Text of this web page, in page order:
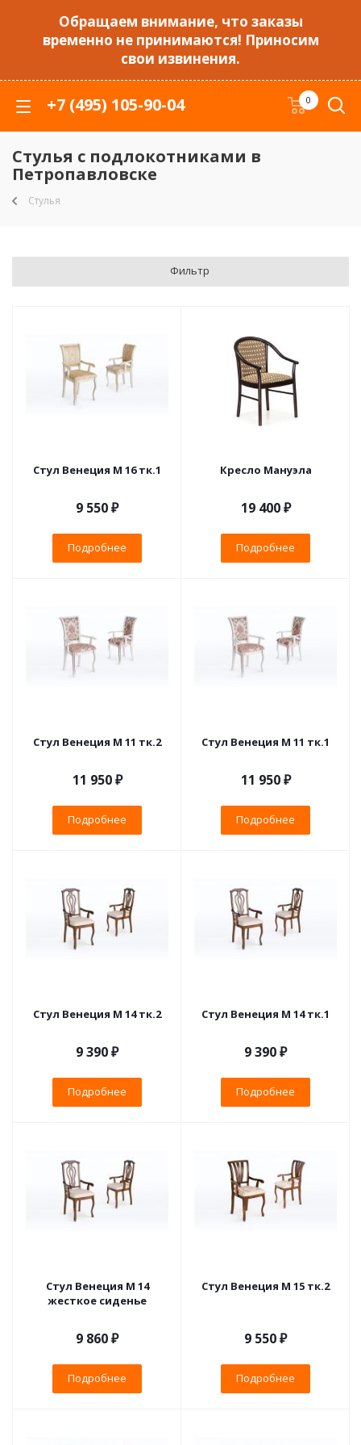
Обращаем внимание, что заказы
временно не принимаются! Приносим
свои извинения.
+7 (495) 105-90-04 0
Стулья с подлокотниками в
Петропавловске
Стулья
Фильтр
Стул Венеция М 16 тк.1
9 550 ₽
Подробнее
Кресло Мануэла
19 400 ₽
Подробнее
Стул Венеция М 11 тк.2
11 950 ₽
Подробнее
Стул Венеция М 11 тк.1
11 950 ₽
Подробнее
Стул Венеция М 14 тк.2
9 390 ₽
Подробнее
Стул Венеция М 14 тк.1
9 390 ₽
Подробнее
Стул Венеция М 14
жесткое сиденье
9 860 ₽
Подробнее
Стул Венеция М 15 тк.2
9 550 ₽
Подробнее